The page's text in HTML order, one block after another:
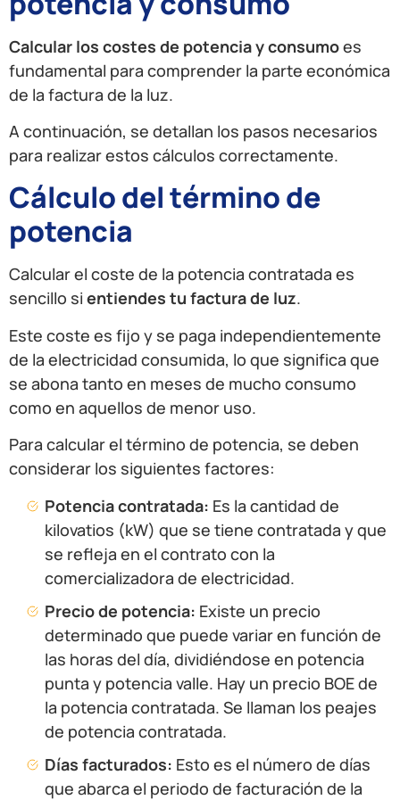
Calcular los costes de potencia y consumoes
fundamental para comprender la parte económica
de la factura de la luz.
A continuación, se detallan los pasos necesarios
para realizar estos cálculos correctamente.
Cálculo del término de
potencia
Calcular el coste de la potencia contratada es
sencillo si entiendes tu factura de luz.
Este coste es fijo y se paga independientemente
de la electricidad consumida, lo que significa que
se abona tanto en meses de mucho consumo
como en aquellos de menor uso.
Para calcular el término de potencia, se deben
considerar los siguientes factores:
Potencia contratada: Es la cantidad de
kilovatios (kW) que se tiene contratada y que
se refleja en el contrato con la
comercializadora de electricidad.
Precio de potencia: Existe un precio
determinado que puede variar en función de
las horas del día, dividiéndose en potencia
punta y potencia valle. Hay un precio BOE de
la potencia contratada. Se llaman los peajes
de potencia contratada.
Días facturados: Esto es el número de días
que abarca el periodo de facturación de la